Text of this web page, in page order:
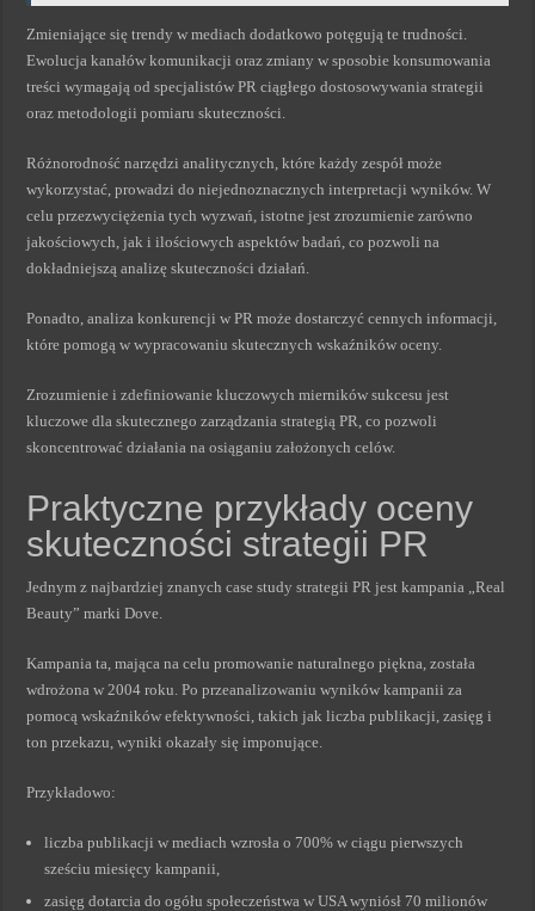
Zmieniające się trendy w mediach dodatkowo potęgują te trudności.
Ewolucja kanałów komunikacji oraz zmiany w sposobie konsumowania
treści wymagają od specjalistów PR ciągłego dostosowywania strategii
oraz metodologii pomiaru skuteczności.
Różnorodność narzędzi analitycznych, które każdy zespół może
wykorzystać, prowadzi do niejednoznacznych interpretacji wyników. W
celu przezwyciężenia tych wyzwań, istotne jest zrozumienie zarówno
jakościowych, jak i ilościowych aspektów badań, co pozwoli na
dokładniejszą analizę skuteczności działań.
Ponadto, analiza konkurencji w PR może dostarczyć cennych informacji,
które pomogą w wypracowaniu skutecznych wskaźników oceny.
Zrozumienie i zdefiniowanie kluczowych mierników sukcesu jest
kluczowe dla skutecznego zarządzania strategią PR, co pozwoli
skoncentrować działania na osiąganiu założonych celów.
Praktyczne przykłady oceny
skuteczności strategii PR
Jednym z najbardziej znanych case study strategii PR jest kampania „Real
Beauty” marki Dove.
Kampania ta, mająca na celu promowanie naturalnego piękna, została
wdrożona w 2004 roku. Po przeanalizowaniu wyników kampanii za
pomocą wskaźników efektywności, takich jak liczba publikacji, zasięg i
ton przekazu, wyniki okazały się imponujące.
Przykładowo:
liczba publikacji w mediach wzrosła o 700% w ciągu pierwszych
sześciu miesięcy kampanii,
zasięg dotarcia do ogółu społeczeństwa w USA wyniósł 70 milionów